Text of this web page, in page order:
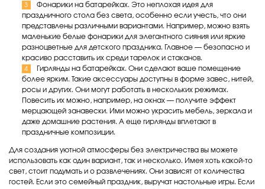
Фонарики на батарейках. Это неплохая идея для
праздничного стола без света, особенно если учесть, что они
представлены различными вариантами. Например, можно взять
маленькие белые фонарики для элегантного сияния или яркие
разноцветные для детского праздника. Главное — безопасно и
красиво расставить их среди тарелок и стаканов.
Гирлянды на батарейках. Они сделают ваше помещение
более ярким. Такие аксессуары доступны в форме завес, нитей,
росы и других. Они могут работать в нескольких режимах.
Повесить их можно, например, на окнах — получите эффект
мерцающей занавески. Ими можно украсить мебель, зеркала и
даже домашние растения. А еще гирлянды вплетают в
праздничные композиции.
Для создания уютной атмосферы без электричества вы можете
использовать как один вариант, так и несколько. Имея хоть какой-то
свет, стоит подумать и о развлечениях. Они зависят от количества
гостей. Если это семейный праздник, выручат настольные игры. Если